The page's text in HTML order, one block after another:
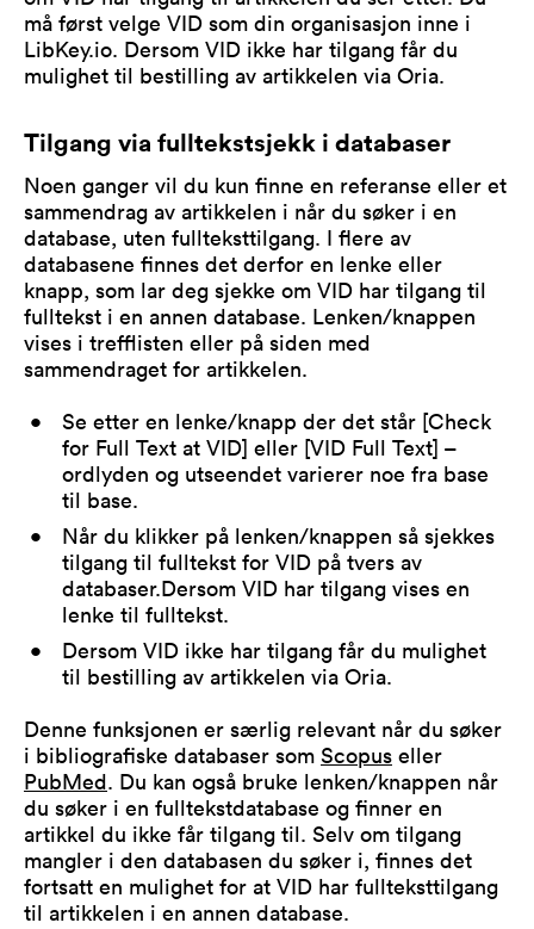
må først velge VID som din organisasjon inne i
LibKey.io. Dersom VID ikke har tilgang får du
mulighet til bestilling av artikkelen via Oria.
Tilgang via fulltekstsjekk i databaser
Noen ganger vil du kun finne en referanse eller et
sammendrag av artikkelen i når du søker i en
database, uten fullteksttilgang. I flere av
databasene finnes det derfor en lenke eller
knapp, som lar deg sjekke om VID har tilgang til
fulltekst i en annen database. Lenken/knappen
vises i trefflisten eller på siden med
sammendraget for artikkelen.
Se etter en lenke/knapp der det står [Check
for Full Text at VID] eller [VID Full Text] –
ordlyden og utseendet varierer noe fra base
til base.
Når du klikker på lenken/knappen så sjekkes
tilgang til fulltekst for VID på tvers av
databaser.Dersom VID har tilgang vises en
lenke til fulltekst.
Dersom VID ikke har tilgang får du mulighet
til bestilling av artikkelen via Oria.
Denne funksjonen er særlig relevant når du søker
i bibliografiske databaser som Scopus eller
PubMed. Du kan også bruke lenken/knappen når
du søker i en fulltekstdatabase og finner en
artikkel du ikke får tilgang til. Selv om tilgang
mangler i den databasen du søker i, finnes det
fortsatt en mulighet for at VID har fullteksttilgang
til artikkelen i en annen database.